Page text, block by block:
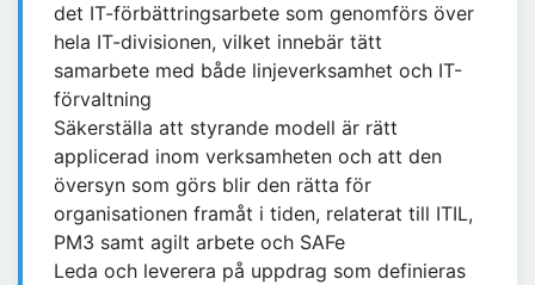
det IT-förbättringsarbete som genomförs över
hela IT-divisionen, vilket innebär tätt
samarbete med både linjeverksamhet och IT-
förvaltning
Säkerställa att styrande modell är rätt
applicerad inom verksamheten och att den
översyn som görs blir den rätta för
organisationen framåt i tiden, relaterat till ITIL,
PM3 samt agilt arbete och SAFe
Leda och leverera på uppdrag som definieras